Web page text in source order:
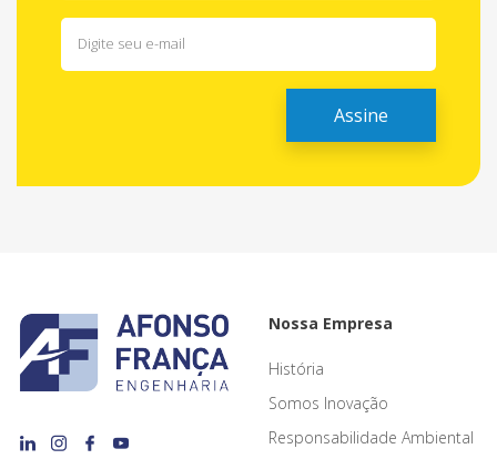
Nossa Empresa
História
Somos Inovação
Responsabilidade Ambiental